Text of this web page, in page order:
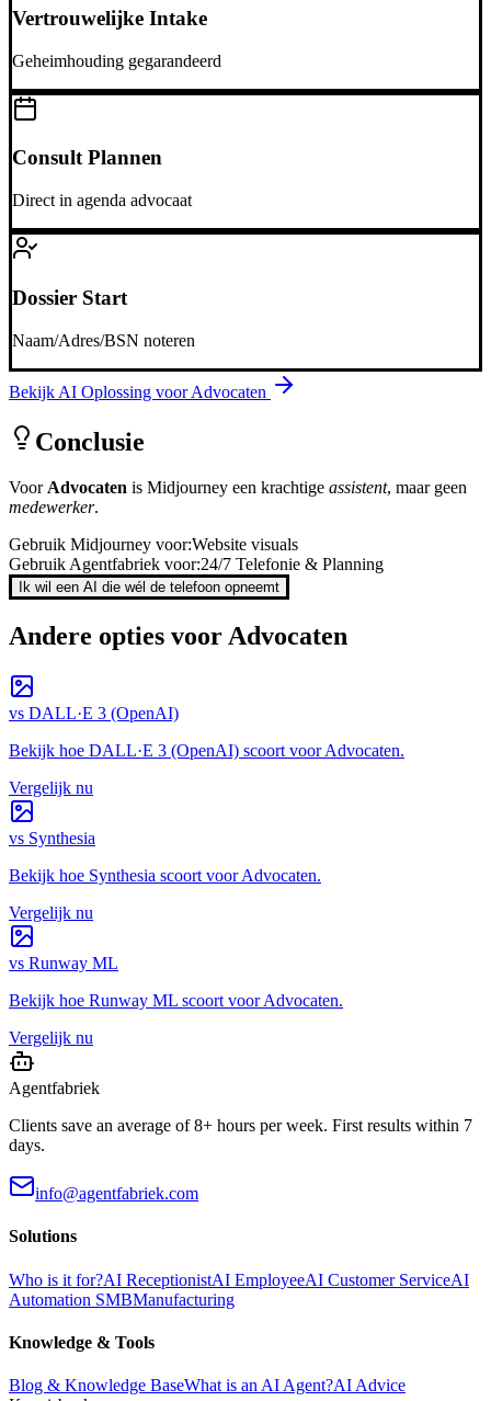
Vertrouwelijke Intake
Geheimhouding gegarandeerd
Consult Plannen
Direct in agenda advocaat
Dossier Start
Naam/Adres/BSN noteren
Bekijk AI Oplossing voorAdvocaten
Conclusie
VoorAdvocaten is Midjourney een krachtige assistent, maar geen
medewerker.
Gebruik Midjourney voor:Website visuals
Gebruik Agentfabriek voor:24/7 Telefonie & Planning
Ik wil een AI die wél de telefoon opneemt
Andere opties voorAdvocaten
vs DALL·E 3 (OpenAI)
Bekijk hoe DALL·E 3 (OpenAI) scoort voorAdvocaten.
Vergelijk nu
vs Synthesia
Bekijk hoe Synthesia scoort voorAdvocaten.
Vergelijk nu
vs Runway ML
Bekijk hoe Runway ML scoort voorAdvocaten.
Vergelijk nu
Agentfabriek
Clients save an average of 8+ hours per week. First results within 7
days.
info@agentfabriek.com
Solutions
Who is it for?AI ReceptionistAI EmployeeAI Customer ServiceAI
Automation SMBManufacturing
Knowledge & Tools
Blog & Knowledge BaseWhat is an AI Agent?AI Advice